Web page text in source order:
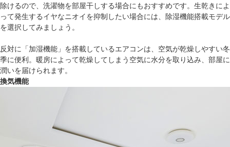
除けるので、洗濯物を部屋干しする場合にもおすすめです。生乾きによ
って発生するイヤなニオイを抑制したい場合には、除湿機能搭載モデル
を選択してみましょう。
反対に「加湿機能」を搭載しているエアコンは、空気が乾燥しやすい冬
季に便利。暖房によって乾燥してしまう空気に水分を取り込み、部屋に
潤いを届けられます。
換気機能